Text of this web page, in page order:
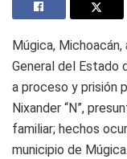
Múgica,
General del Estado
a proceso y prisión
Nixander “N”,
familiar; hechos
municipio de Múgica.